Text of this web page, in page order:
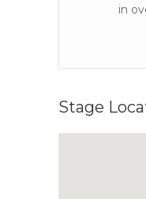
in
Stage